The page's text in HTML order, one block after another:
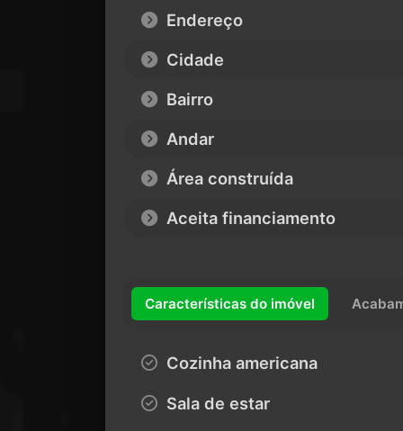
Endereço
Cidade
Bairro
Andar
Área construída
Aceita financiamento
Características do imóvel
Cozinha americana
Sala de estar